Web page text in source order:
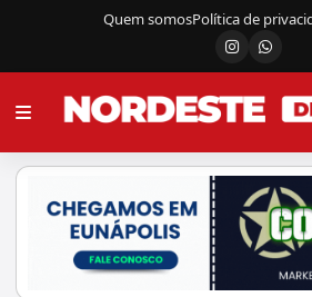
Quem somosPolítica de
Instagram
Canal